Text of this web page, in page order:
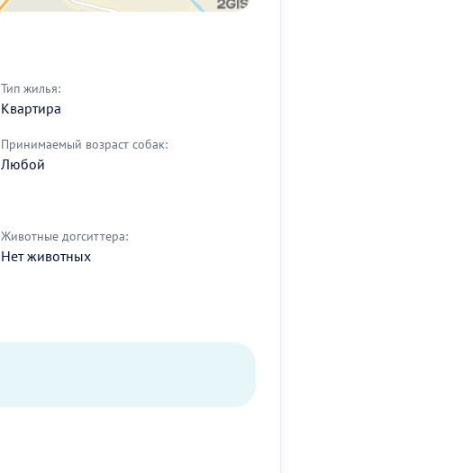
Тип жилья:
Квартира
Принимаемый возраст собак:
Любой
Животные догситтера:
Нет животных